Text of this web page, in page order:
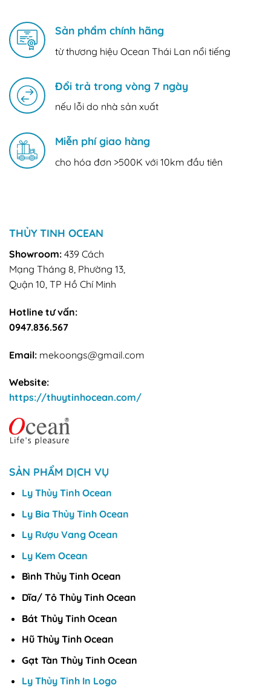
Sản phẩm chính hãng
từ thương hiệu Ocean Thái Lan nổi tiếng
Đổi trả trong vòng 7 ngày
nếu lỗi do nhà sản xuất
Miễn phí giao hàng
cho hóa đơn >500K với 10km đầu tiên
THỦY TINH OCEAN
Showroom: 439 Cách
Mạng Tháng 8, Phường 13,
Quận 10, TP Hồ Chí Minh
Hotline tư vấn:
0947.836.567
Email: mekoongs@gmail.com
Website:
https://thuytinhocean.com/
SẢN PHẨM DỊCH VỤ
Ly Thủy Tinh Ocean
Ly Bia Thủy Tinh Ocean
Ly Rượu Vang Ocean
Ly Kem Ocean
Bình Thủy Tinh Ocean
Dĩa/ Tô Thủy Tinh Ocean
Bát Thủy Tinh Ocean
Hũ Thủy Tinh Ocean
Gạt Tàn Thủy Tinh Ocean
Ly Thủy Tinh In Logo